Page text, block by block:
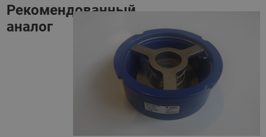
Рекомендованный
аналог